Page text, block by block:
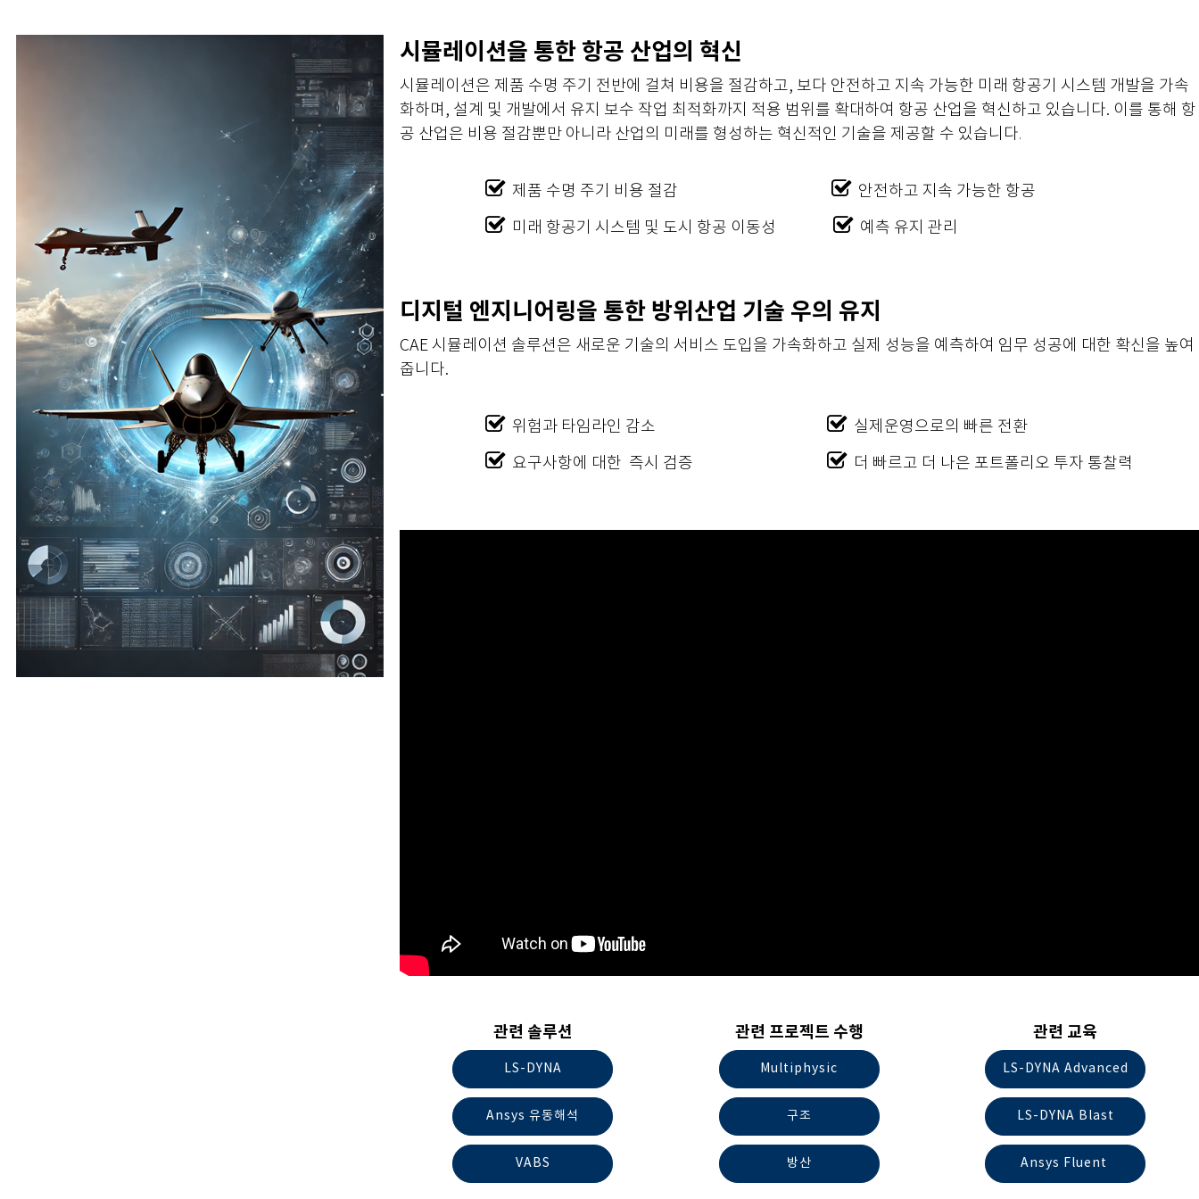
시뮬레이션을 통한 항공 산업의 혁신
시뮬레이션은 제품 수명 주기 전반에 걸쳐 비용을 절감하고, 보다 안전하고 지속 가능한 미래 항공기 시스템 개발을 가속
화하며, 설계 및 개발에서 유지 보수 작업 최적화까지 적용 범위를 확대하여 항공 산업을 혁신하고 있습니다. 이를 통해 항
공 산업은 비용 절감뿐만 아니라 산업의 미래를 형성하는 혁신적인 기술을 제공할 수 있습니다.
제품 수명 주기 비용 절감 안전하고 지속 가능한 항공
미래 항공기 시스템 및 도시 항공 이동성 예측 유지 관리
디지털 엔지니어링을 통한 방위산업 기술 우의 유지
CAE 시뮬레이션 솔루션은 새로운 기술의 서비스 도입을 가속화하고 실제 성능을 예측하여 임무 성공에 대한 확신을 높여
줍니다.
위험과 타임라인 감소 실제운영으로의 빠른 전환
요구사항에 대한 즉시 검증 더 빠르고 더 나은 포트폴리오 투자 통찰력
관련 솔루션
LS-DYNA
Ansys 유동해석
VABS
관련 프로젝트 수행
Multiphysic
구조
방산
관련 교육
LS-DYNA Advanced
LS-DYNA Blast
Ansys Fluent